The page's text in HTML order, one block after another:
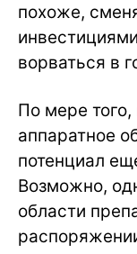
похоже,
ворваться в
По мере
аппаратное
потенциал
Возможно,
области